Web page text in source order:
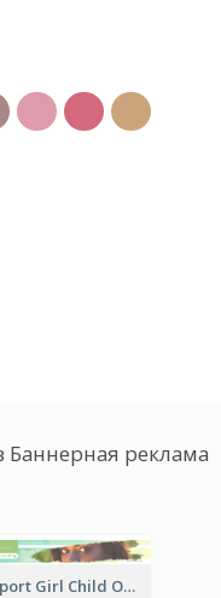
реклама
Support Girl Child Online Campaign Banner Ad